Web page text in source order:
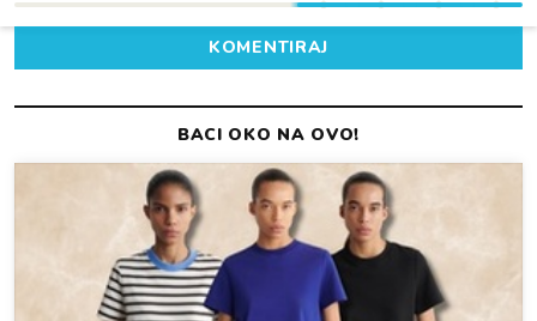
KOMENTIRAJ